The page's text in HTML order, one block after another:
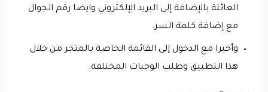
العائلة بالإضافة إلى البريد الإلكتروني وايضا رقم الجوال
مع إضافة كلمة السر.
وأخيرا مع الدخول إلى القائمة الخاصة بالمتجر من خلال
هذا التطبيق وطلب الوجبات المختلفة.